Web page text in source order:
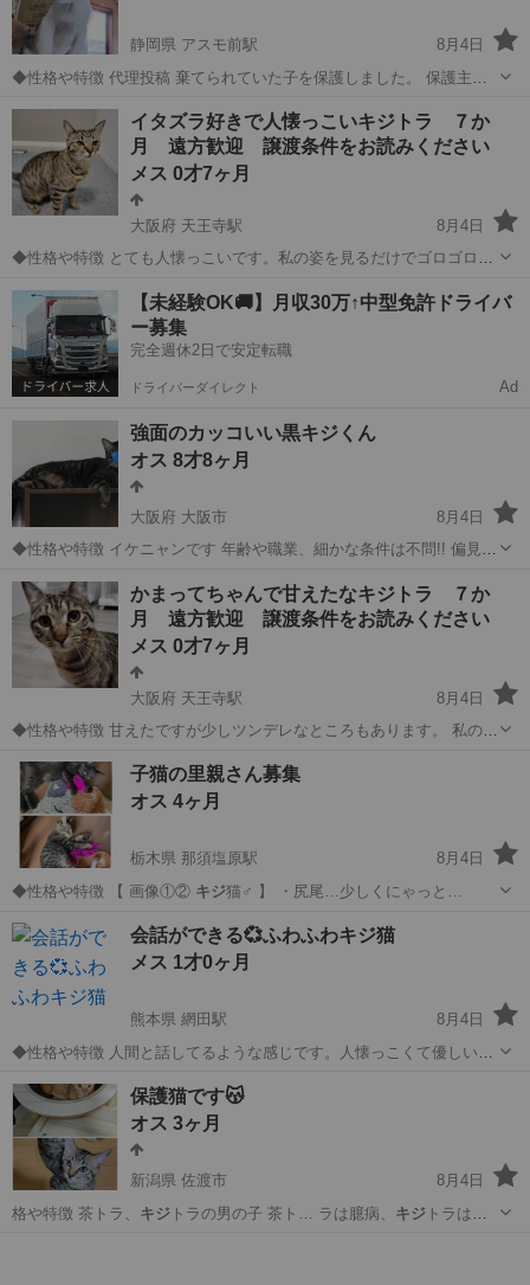
静岡県 アスモ前駅
8月4日
◆性格や特徴 代理投稿 棄てられていた子を保護しました。 保護主は
人なれしています。 見てみたい方はお問い合わせください。 保護主に
おつなぎいたします 保...
静岡 湖西市 アスモ前駅 猫
イタズラ好きで人懐っこいキジトラ ７か
月 遠方歓迎 譲渡条件をお読みください
メス 0才7ヶ月
大阪府 天王寺駅
8月4日
◆性格や特徴 とても人懐っこいです。私の姿を見るだけでゴロゴロ言
します。イタズラ好きな猫です。 無駄に鳴くこともないので飼いやす
いと思います。 仲の良い兄妹...
大阪 大阪市 天王寺駅 猫 条件
【未経験OK🚚】月収30万↑中型免許ドライバ
ー募集
完全週休2日で安定転職
ドライバーダイレクト Ad
強面のカッコいい黒キジくん
オス 8才8ヶ月
大阪府 大阪市
8月4日
◆性格や特徴 イケニャンです 年齢や職業、細かな条件は不問!! 偏見に
うかお願い致します 敢えてお写真は掲載しておりません 性格重視で
お...
大阪 大阪市
かまってちゃんで甘えたなキジトラ ７か
月 遠方歓迎 譲渡条件をお読みください
メス 0才7ヶ月
大阪府 天王寺駅
8月4日
◆性格や特徴 甘えたですが少しツンデレなところもあります。 私の姿
るとゴロゴロ言います。かまってちゃんでとても甘えたです。 尻尾は
短いカギ尻尾です。 初対...
大阪 大阪市 天王寺駅 猫
子猫の里親さん募集
オス 4ヶ月
栃木県 那須塩原駅
8月4日
◆性格や特徴 【 画像①② キジ 猫♂ 】 ・尻尾…少しくにゃっと…
栃木 那須塩原市 那須塩原駅
会話ができる💞ふわふわキジ猫
メス 1才0ヶ月
熊本県 網田駅
8月4日
◆性格や特徴 人間と話してるような感じです。人懐っこくて優しい性
済み。 ◆その他 他県への出張が増えた為、猫のお世話をする事が困難
になったので、家族として...
熊本 宇土市 網田駅 猫
保護猫です😽
オス 3ヶ月
新潟県 佐渡市
8月4日
格や特徴 茶トラ、 キジトラの男の子 茶ト… ラは臆病、 キジトラは好